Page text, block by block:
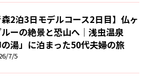
森2泊3日モデルコース2日目】仏ヶ
ーの絶景と恐山へ｜浅虫温泉
の湯」に泊まった50代夫婦の旅
7/5